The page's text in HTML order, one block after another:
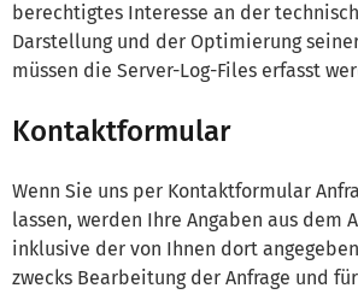
berechtigtes Interesse an der
Darstellung und der Optimierung
müssen die Server-Log-Files erfasst
Kontaktformular
Wenn Sie uns per Kontaktformular
lassen, werden Ihre Angaben aus dem
inklusive der von Ihnen dort
zwecks Bearbeitung der Anfrage und